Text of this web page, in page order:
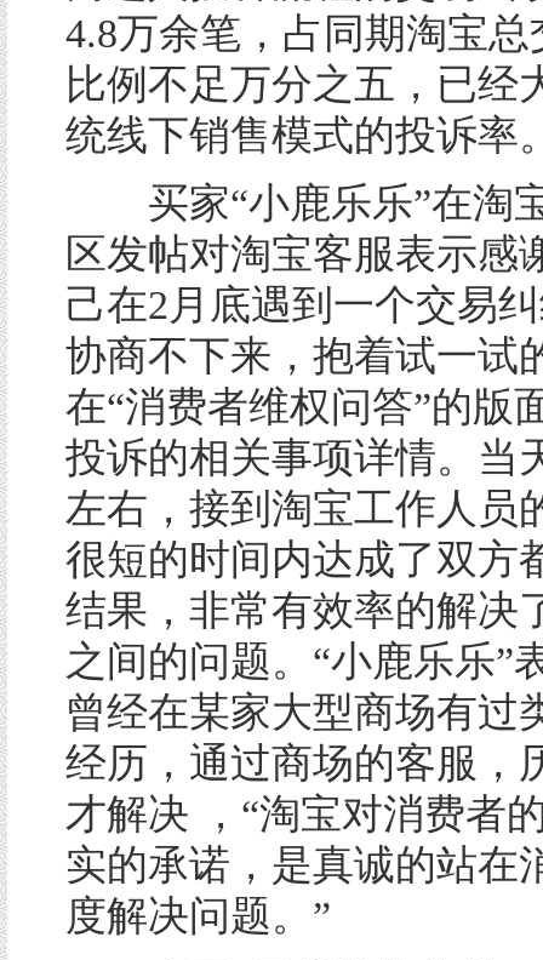
4.8万余笔，占同期淘宝总
比例不足万分之五，已经
统线下销售模式的投诉率
买家“小鹿乐乐”在淘
区发帖对淘宝客服表示感
己在2月底遇到一个交易
协商不下来，抱着试一试
在“消费者维权问答”的版
投诉的相关事项详情。当
左右，接到淘宝工作人员
很短的时间内达成了双方
结果，非常有效率的解决
之间的问题。“小鹿乐乐”
曾经在某家大型商场有过
经历，通过商场的客服，
才解决 ，“淘宝对消费者
实的承诺，是真诚的站在
度解决问题。”